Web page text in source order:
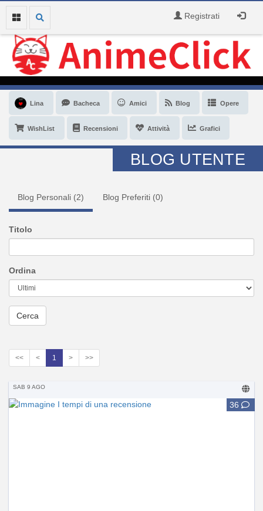
Registrati
Lina Bacheca Amici Blog Opere
WishList Recensioni Attività Grafici
BLOG UTENTE
Blog Personali (2) Blog Preferiti (0)
Titolo
Ordina
<< < 1 > >>
SAB 9 AGO
36